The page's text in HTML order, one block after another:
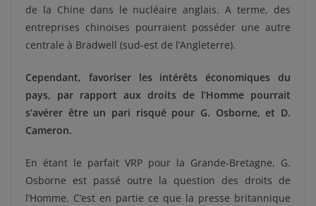
de la Chine dans le nucléaire anglais. A terme, des
entreprises chinoises pourraient posséder une autre
centrale à Bradwell (sud-est de l’Angleterre).
Cependant, favoriser les intérêts économiques du
pays, par rapport aux droits de l’Homme pourrait
s’avérer être un pari risqué pour G. Osborne, et D.
Cameron.
En étant le parfait VRP pour la Grande-Bretagne, G.
Osborne est passé outre la question des droits de
l’Homme. C’est en partie ce que la presse britannique